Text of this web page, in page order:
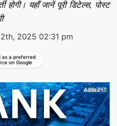
होगी। यहाँ जानें पूरी डिटेल्स, पोस्ट
2025 02:31 pm
as a preferred
on Google